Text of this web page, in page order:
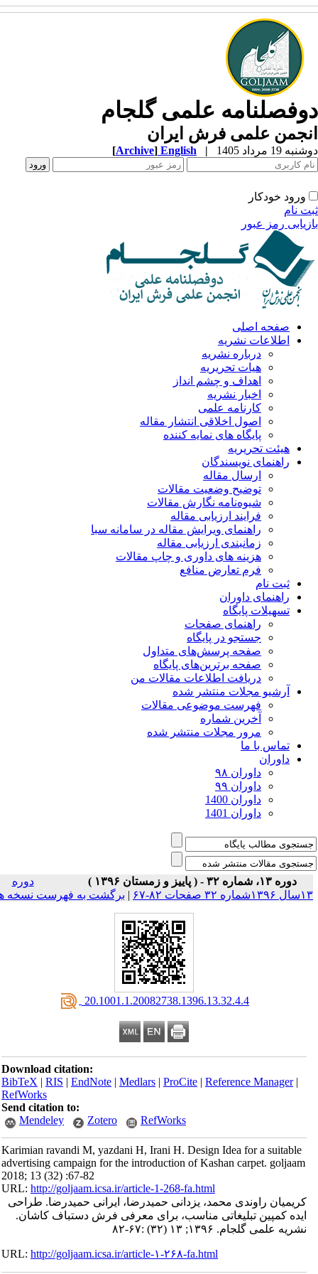
علمی گلجام
علمی فرش ایران
19 مرداد 1405 |
English
[Archive]
ورود خودکار
نام
رمز عبور
صفحه اصلی
اطلاعات نشریه
درباره نشریه
هیات تحریریه
اهداف و چشم انداز
اخبار نشریه
کارنامه علمی
اصول اخلاقی انتشار مقاله
پایگاه های نمایه کننده
هیئت تحریریه
راهنمای نویسندگان
ارسال مقاله
توضیح وضعیت مقالات
شیوه‌نامه نگارش مقالات
فرایند ارزیابی مقاله
راهنمای ویرایش مقاله در سامانه سبا
زمانبندی ارزیابی مقاله
هزینه های داوری و چاپ مقالات
فرم تعارض منافع
ثبت نام
راهنمای داوران
تسهیلات پایگاه
راهنمای صفحات
جستجو در پایگاه
صفحه پرسش‌های متداول
صفحه برترین‌های پایگاه
دریافت اطلاعات مقالات من
آرشیو مجلات منتشر شده
فهرست موضوعی مقالات
آخرین شماره
مرور مجلات منتشر شده
تماس با ما
داوران
داوران ۹۸
داوران ۹۹
داوران 1400
داوران 1401
دوره ۱۳، شماره ۳۲ - ( پاییز و زمستان ۱۳۹۶ )
دوره
۳۲ صفحات ۸۲-۶۷
| برگشت به فهرست نسخه ها
‎ 20.1001.1.20082738.1396.13.32.4.4
Download citation:
BibTeX|RIS|EndNote|Medlars|ProCite|Reference Manager
RefWorks
Send citation to:
Mendeley
Zotero RefWorks
Karimian ravandi M, yazdani H, Irani H. Design Idea for a suitable
advertising campaign for the introduction of Kashan carpet. goljaam
2018; 13 (32) :67-82
URL:http://goljaam.icsa.ir/article-1-268-fa.html
کریمیان راوندی محمد، یزدانی حمیدرضا، ایرانی حمیدرضا. طراحی
ایده کمپین تبلیغاتی مناسب، برای معرفی فرش دستباف کاشان.
نشریه علمی گلجام. ۱۳۹۶; ۱۳ (۳۲) :۶۷-۸۲
URL:http://goljaam.icsa.ir/article-۱-۲۶۸-fa.html